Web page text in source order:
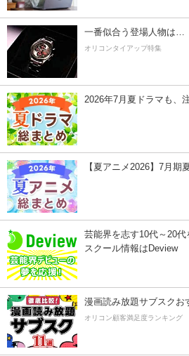
一番似合う登場人物は…
オリコンタイアップ特集
2026年7月夏ドラマも、
【夏アニメ2026】7月期
芸能界を志す10代～20代
スクール情報はDeview
漫画読み放題サブスクお
オリコン顧客満足度ランキング